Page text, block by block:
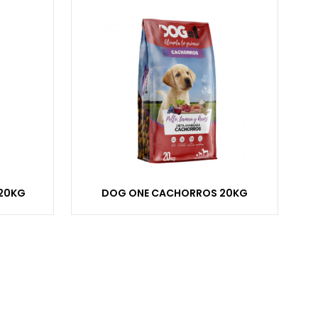
DOG ONE CACHORROS 20KG